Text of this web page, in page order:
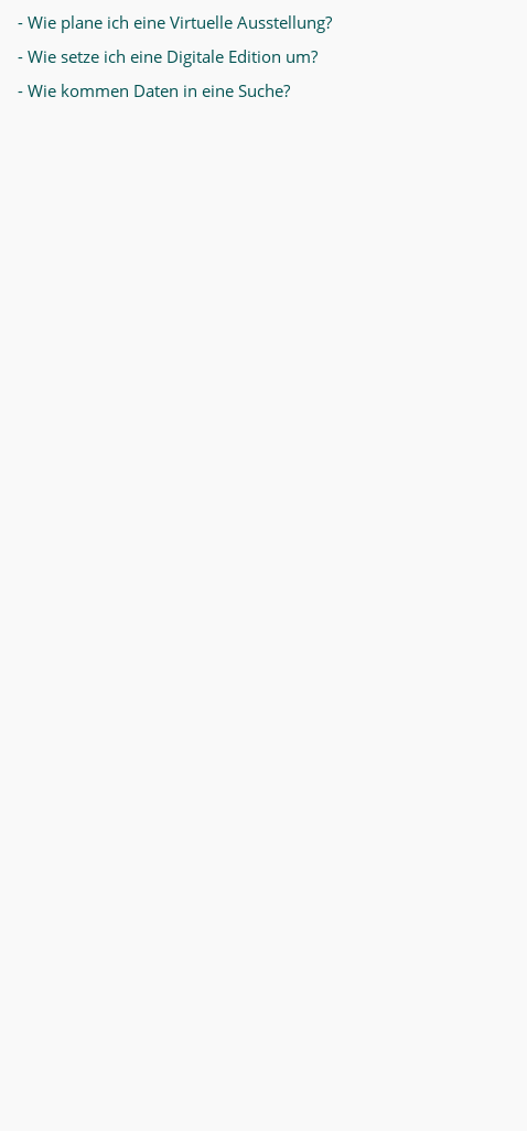
- Wie plane ich eine Virtuelle Ausstellung?
- Wie setze ich eine Digitale Edition um?
- Wie kommen Daten in eine Suche?